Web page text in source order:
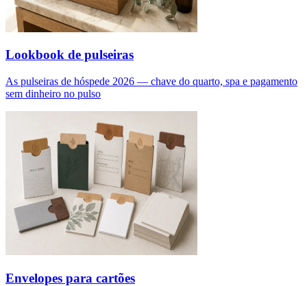
Lookbook de pulseiras
As pulseiras de hóspede 2026 — chave do quarto, spa e pagamento
sem dinheiro no pulso
Envelopes para cartões